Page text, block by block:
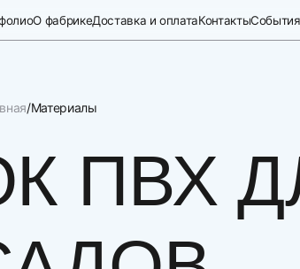
О фабрикеДоставка и оплатаКонтактыСобытия
Материалы
ПВХ